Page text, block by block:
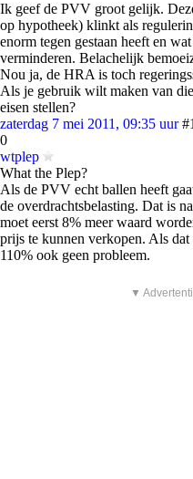
Ik geef de PVV groot gelijk.
op hypotheek) klinkt als
enorm tegen gestaan heeft en
verminderen. Belachelijk
Nou ja, de HRA is toch
Als je gebruik wilt maken van
eisen stellen?
zaterdag 7 mei 2011, 09:35 uur
0
wtplep
What the Plep?
Als de PVV echt ballen heeft
de overdrachtsbelasting. Dat is
moet eerst 8% meer waard
prijs te kunnen verkopen. Als
110% ook geen probleem.
▼